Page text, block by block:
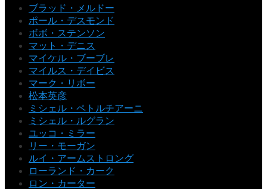
ブラッド・メルドー
ポール・デスモンド
ボボ・ステンソン
マット・デニス
マイケル・ブーブレ
マイルス・デイビス
マーク・リボー
松本英彦
ミシェル・ペトルチアーニ
ミシェル・ルグラン
ユッコ・ミラー
リー・モーガン
ルイ・アームストロング
ローランド・カーク
ロン・カーター